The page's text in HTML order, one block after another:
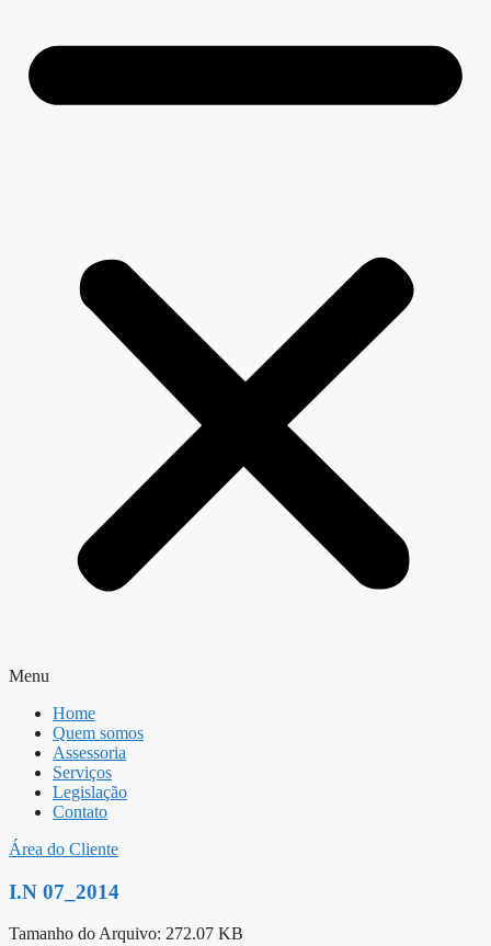
Menu
Home
Quem somos
Assessoria
Serviços
Legislação
Contato
Área do Cliente
I.N 07_2014
Tamanho do Arquivo: 272.07 KB